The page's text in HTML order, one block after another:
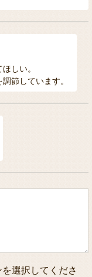
しい。
節しています。
選択してくださ